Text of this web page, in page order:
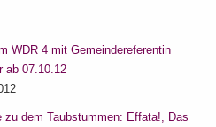
WDR 4 mit Gemeindereferentin
ab 07.10.12
zu dem Taubstummen: Effata!, Das